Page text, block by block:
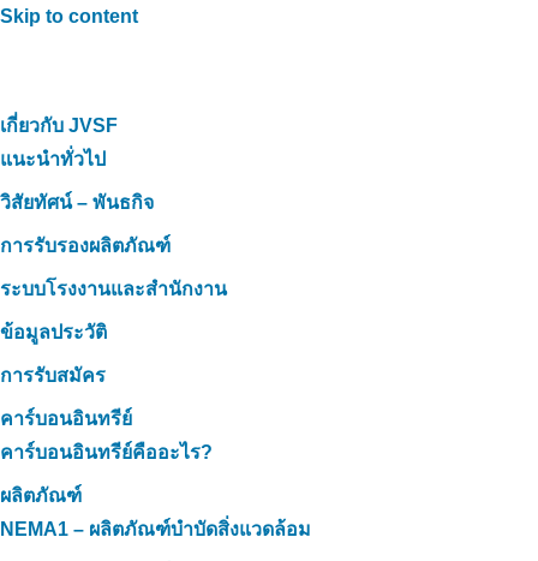
Skip to content
เกี่ยวกับ JVSF
แนะนำทั่วไป
วิสัยทัศน์ – พันธกิจ
การรับรองผลิตภัณฑ์
ระบบโรงงานและสำนักงาน
ข้อมูลประวัติ
การรับสมัคร
คาร์บอนอินทรีย์
คาร์บอนอินทรีย์คืออะไร?
ผลิตภัณฑ์
NEMA1 – ผลิตภัณฑ์บำบัดสิ่งแวดล้อม